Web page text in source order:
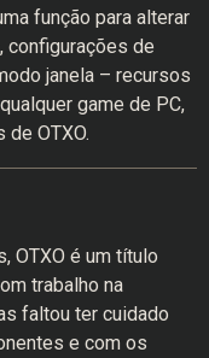
função para alterar
configurações de
janela – recursos
game de PC,
OTXO.
OTXO é um título
trabalho na
faltou ter cuidado
e com os